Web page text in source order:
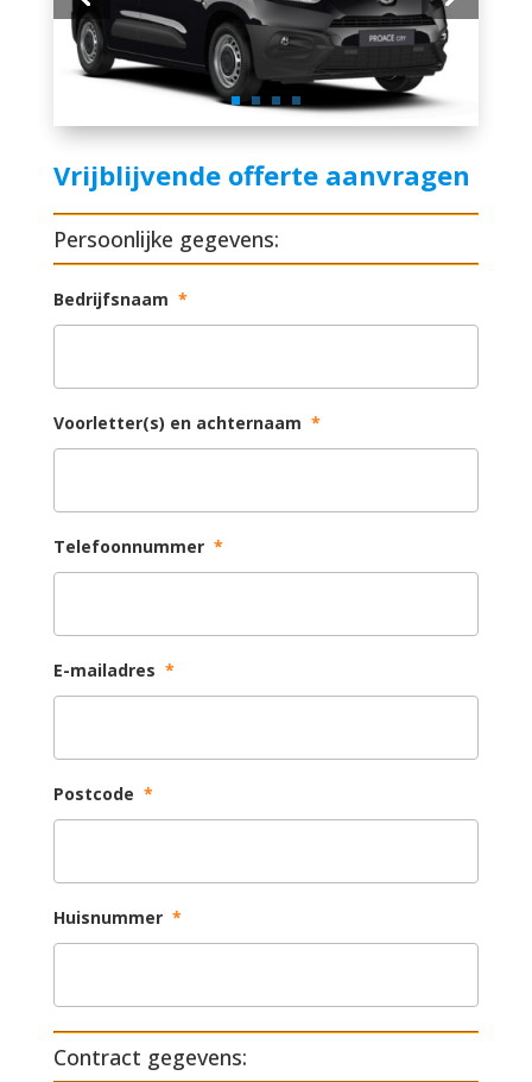
Vrijblijvende offerte aanvragen
Persoonlijke gegevens:
Bedrijfsnaam *
Voorletter(s) en achternaam *
Telefoonnummer *
E-mailadres *
Postcode *
Huisnummer *
Contract gegevens: